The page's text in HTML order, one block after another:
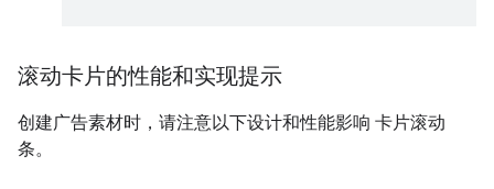
滚动卡片的性能和实现提示
创建广告素材时，请注意以下设计和性能影响 卡片滚动
条。